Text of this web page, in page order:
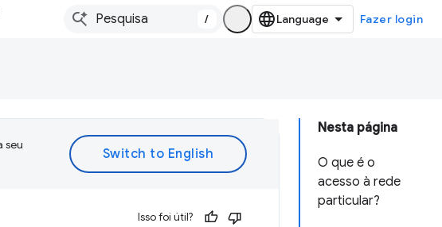
/ Fazer login
Nesta página
O que é o
acesso à rede
particular?
seu
Isso foi útil?